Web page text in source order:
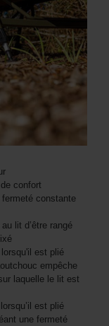
confort
constante
lit d’être rangé
est plié
empêche
laquelle le lit est
est plié
une fermeté